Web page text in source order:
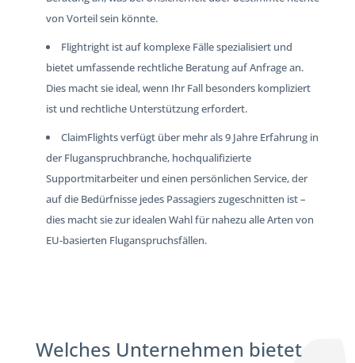
von Vorteil sein könnte.
Flightright ist auf komplexe Fälle spezialisiert und
bietet umfassende rechtliche Beratung auf Anfrage an.
Dies macht sie ideal, wenn Ihr Fall besonders kompliziert
ist und rechtliche Unterstützung erfordert.
ClaimFlights verfügt über mehr als 9 Jahre Erfahrung in
der Fluganspruchbranche, hochqualifizierte
Supportmitarbeiter und einen persönlichen Service, der
auf die Bedürfnisse jedes Passagiers zugeschnitten ist –
dies macht sie zur idealen Wahl für nahezu alle Arten von
EU-basierten Fluganspruchsfällen.
Welches Unternehmen bietet